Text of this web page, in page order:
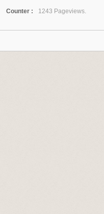
Counter :
1243 Pageviews.